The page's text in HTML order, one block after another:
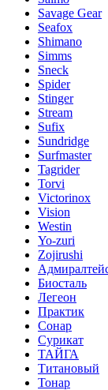
Savage Gear
Seafox
Shimano
Simms
Sneck
Spider
Stinger
Stream
Sufix
Sundridge
Surfmaster
Tagrider
Torvi
Victorinox
Vision
Westin
Yo-zuri
Zojirushi
Биосталь
Легеон
Практик
Сонар
Сурикат
ТАЙГА
Титановый
Тонар